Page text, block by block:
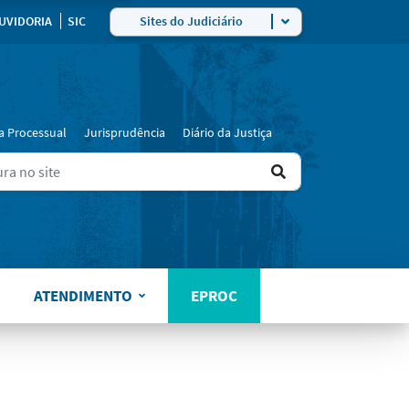
SIC Sites do Judiciário
Processual Jurisprudência Diário da Justiça
Ir
resultado
ATENDIMENTO EPROC